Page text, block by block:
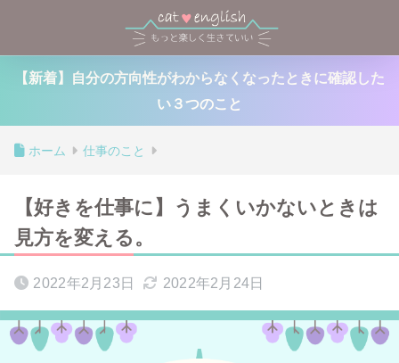
【新着】自分の方向性がわからなくなったときに確認した
い３つのこと
ホーム 仕事のこと
【好きを仕事に】うまくいかないときは
見方を変える。
2022年2月23日 2022年2月24日